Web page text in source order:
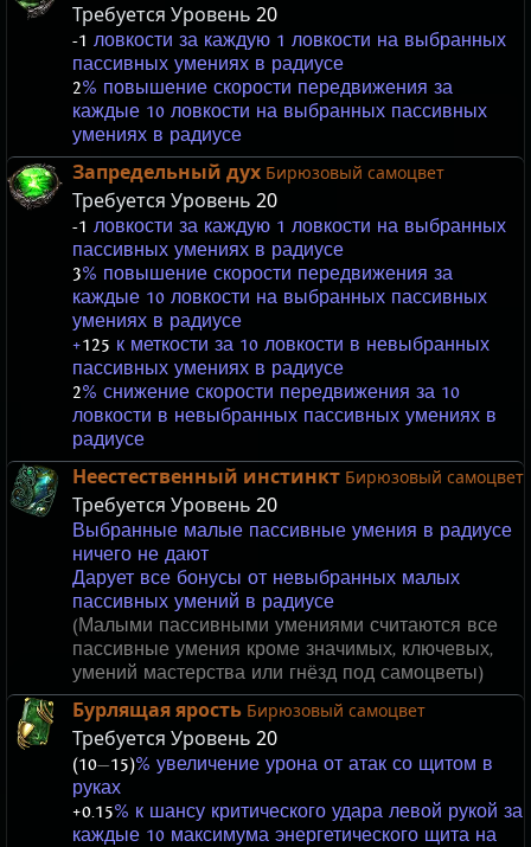
Требуется Уровень 20
-1 ловкости за каждую 1 ловкости на выбранных
пассивных умениях в радиусе
2% повышение скорости передвижения за
каждые 10 ловкости на выбранных пассивных
умениях в радиусе
Запредельный дух Бирюзовый самоцвет
Требуется Уровень 20
-1 ловкости за каждую 1 ловкости на выбранных
пассивных умениях в радиусе
3% повышение скорости передвижения за
каждые 10 ловкости на выбранных пассивных
умениях в радиусе
+125 к меткости за 10 ловкости в невыбранных
пассивных умениях в радиусе
2% снижение скорости передвижения за 10
ловкости в невыбранных пассивных умениях в
радиусе
Неестественный инстинкт Бирюзовый самоцвет
Требуется Уровень 20
Выбранные малые пассивные умения в радиусе
ничего не дают
Дарует все бонусы от невыбранных малых
пассивных умений в радиусе
(Малыми пассивными умениями считаются все
пассивные умения кроме значимых, ключевых,
умений мастерства или гнёзд под самоцветы)
Бурлящая ярость Бирюзовый самоцвет
Требуется Уровень 20
(10—15)% увеличение урона от атак со щитом в
руках
+0.15% к шансу критического удара левой рукой за
каждые 10 максимума энергетического щита на